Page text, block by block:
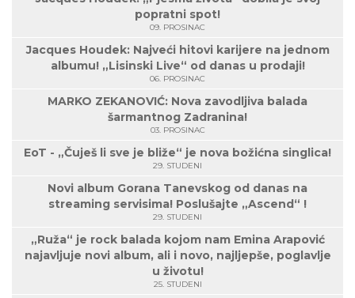
popratni spot!
09. PROSINAC
Jacques Houdek: Najveći hitovi karijere na jednom
albumu! „Lisinski Live“ od danas u prodaji!
06. PROSINAC
MARKO ZEKANOVIĆ: Nova zavodljiva balada
šarmantnog Zadranina!
03. PROSINAC
EoT - „Čuješ li sve je bliže“ je nova božićna singlica!
29. STUDENI
Novi album Gorana Tanevskog od danas na
streaming servisima! Poslušajte „Ascend“ !
29. STUDENI
„Ruža“ je rock balada kojom nam Emina Arapović
najavljuje novi album, ali i novo, najljepše, poglavlje
u životu!
25. STUDENI